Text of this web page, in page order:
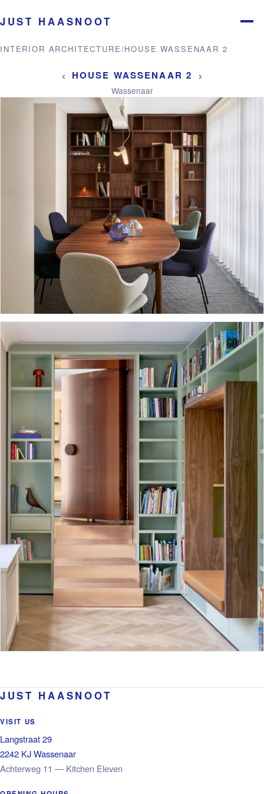
JUST HAASNOOT Menu
INTERIOR ARCHITECTURE/HOUSE WASSENAAR 2
‹ HOUSE WASSENAAR 2 ›
Wassenaar
JUST HAASNOOT
VISIT US
Langstraat 29
2242 KJ Wassenaar
Achterweg 11 — Kitchen Eleven